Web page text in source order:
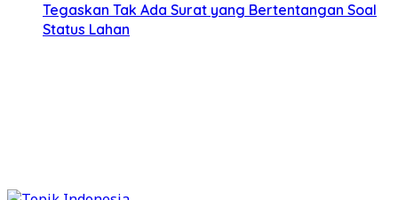
Tegaskan Tak Ada Surat yang Bertentangan Soal
Status Lahan